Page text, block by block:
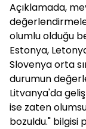
Açıklamada,
olumlu olduğu
Estonya,
Slovenya orta
durumun
Litvanya'da
ise zaten
bozuldu." bilgisi